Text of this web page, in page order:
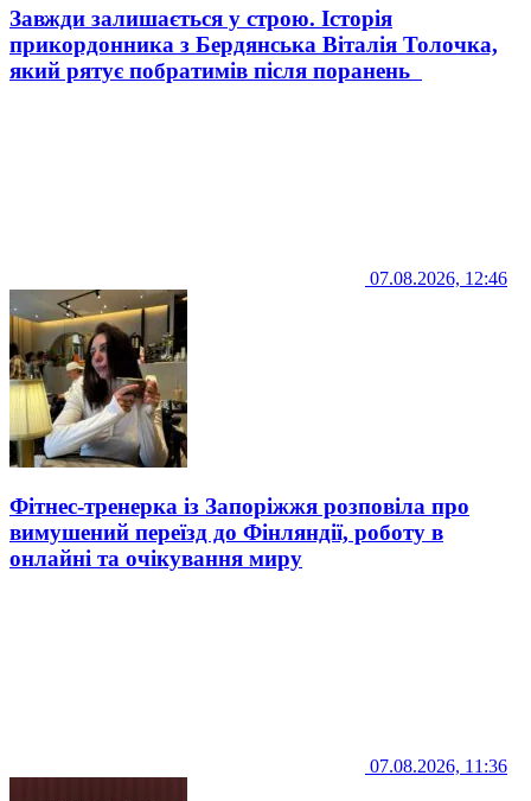
Завжди залишається у строю. Історія
прикордонника з Бердянська Віталія Толочка,
який рятує побратимів після поранень
07.08.2026, 12:46
Фітнес-тренерка із Запоріжжя розповіла про
вимушений переїзд до Фінляндії, роботу в
онлайні та очікування миру
07.08.2026, 11:36